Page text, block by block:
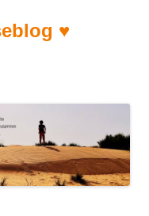
♥